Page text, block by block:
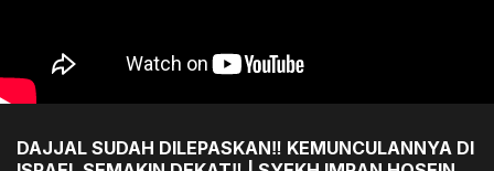
DAJJAL SUDAH DILEPASKAN‼️ KEMUNCULANNYA DI